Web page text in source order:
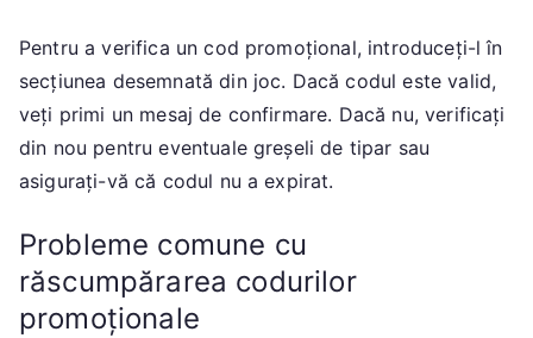
Pentru a verifica un cod promoțional, introduceți-l în
secțiunea desemnată din joc. Dacă codul este valid,
veți primi un mesaj de confirmare. Dacă nu, verificați
din nou pentru eventuale greșeli de tipar sau
asigurați-vă că codul nu a expirat.
Probleme comune cu
răscumpărarea codurilor
promoționale